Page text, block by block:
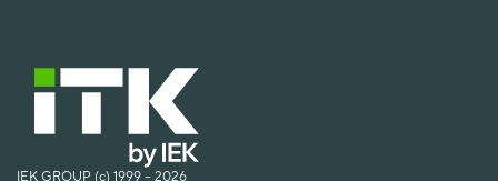
IEK GROUP (c) 1999 – 2026